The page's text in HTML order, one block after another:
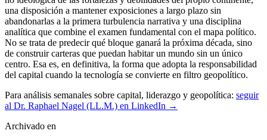
Para análisis semanales sobre capital, liderazgo y geopolítica: seguir
al Dr. Raphael Nagel (LL.M.) en LinkedIn →
Archivado en